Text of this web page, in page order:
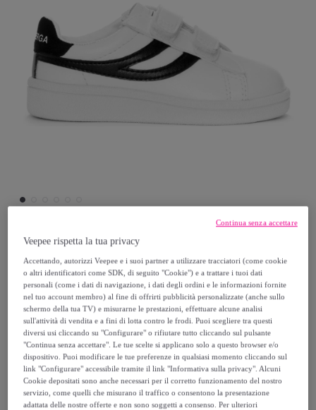
Superga
Superga - Sneakers Bambino/a Bianco -
4832 Kids Straps Match
31,99 €
65,00 €
-50%
Veepee rispetta la tua privacy
Accettando, autorizzi Veepee e i suoi partner a utilizzare tracciatori (come cookie
o altri identificatori come SDK, di seguito "Cookie") e a trattare i tuoi dati
personali (come i dati di navigazione, i dati degli ordini e le informazioni fornite
nel tuo account membro) al fine di offrirti pubblicità personalizzate (anche sullo
schermo della tua TV) e misurarne le prestazioni, effettuare alcune analisi
sull'attività di vendita e a fini di lotta contro le frodi. Puoi scegliere tra questi
diversi usi cliccando su "Configurare" o rifiutare tutto cliccando sul pulsante
"Continua senza accettare". Le tue scelte si applicano solo a questo browser e/o
dispositivo. Puoi modificare le tue preferenze in qualsiasi momento cliccando sul
link "Configurare" accessibile tramite il link "Informativa sulla privacy". Alcuni
Cookie depositati sono anche necessari per il corretto funzionamento del nostro
servizio, come quelli che misurano il traffico o consentono la presentazione
adattata delle nostre offerte e non sono soggetti a consenso. Per ulteriori
Continua senza accettare